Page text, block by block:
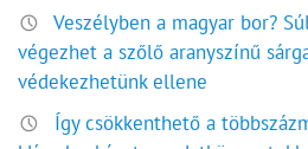
Veszélyben a magyar bor?
végezhet a szőlő aranyszínű
védekezhetünk ellene
Így csökkenthető a